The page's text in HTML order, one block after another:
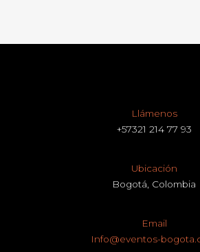
Llámenos
+57321 214 77 93
Ubicación
Bogotá, Colombia
Email
Info@eventos-